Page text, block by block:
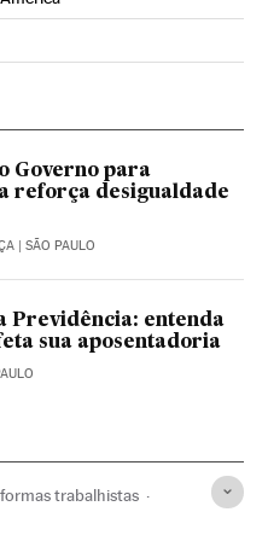
Governo para
reforça desigualdade
| SÃO PAULO
Previdência: entenda
sua aposentadoria
trabalhistas